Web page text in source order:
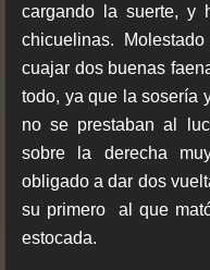
cargando la suerte, y
chicuelinas.
cuajar dos buenas
todo, ya que la sosería
no se prestaban al
sobre la derecha
obligado a dar dos
su primero al que
estocada.